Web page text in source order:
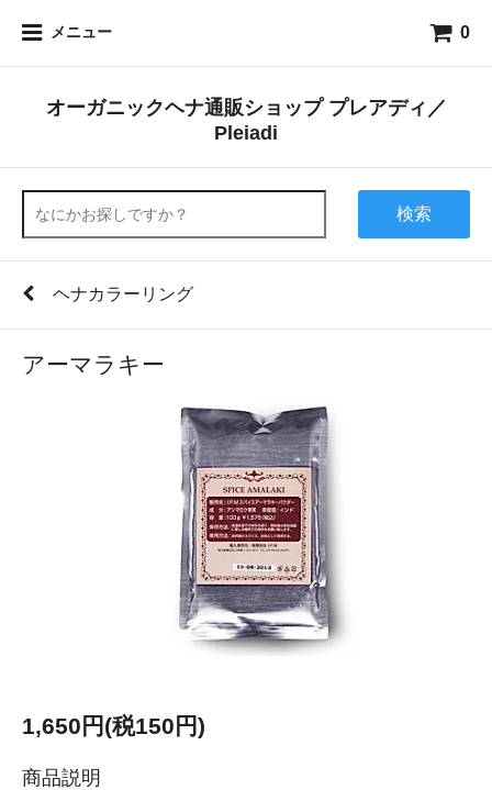
メニュー 0
オーガニックヘナ通販ショップ プレアディ／
Pleiadi
検索
ヘナカラーリング
アーマラキー
1,650円(税150円)
商品説明